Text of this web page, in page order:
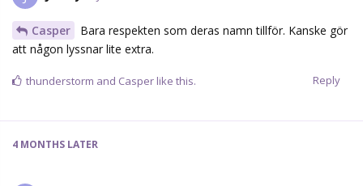
Casper
Bara respekten som deras namn tillför. Kanske gör
att någon lyssnar lite extra.
Reply
thunderstorm and Casper like this.
4 MONTHS LATER